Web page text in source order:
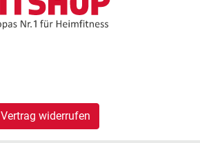
Vertrag widerrufen